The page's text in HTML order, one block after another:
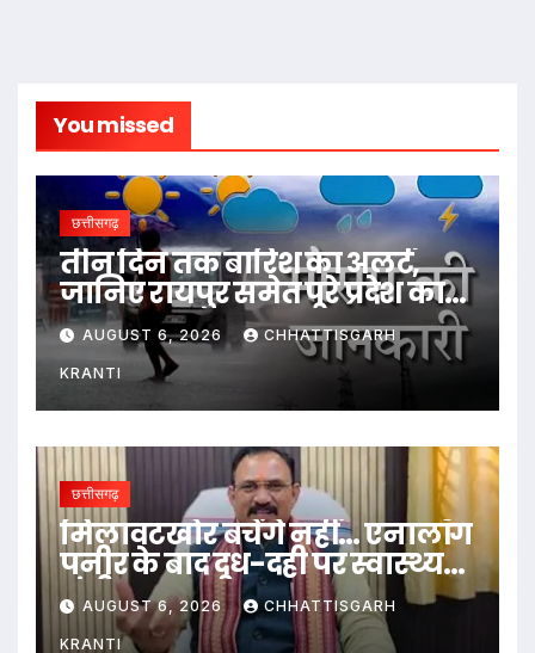
You missed
छत्तीसगढ़
तीन दिन तक बारिश का अलर्ट,
जानिए रायपुर समेत पूरे प्रदेश का
हाल…
AUGUST 6, 2026 CHHATTISGARH
KRANTI
छत्तीसगढ़
मिलावटखोर बचेंगे नहीं… एनालॉग
पनीर के बाद दूध-दही पर स्वास्थ्य
मंत्री का बड़ा बयान
AUGUST 6, 2026 CHHATTISGARH
KRANTI